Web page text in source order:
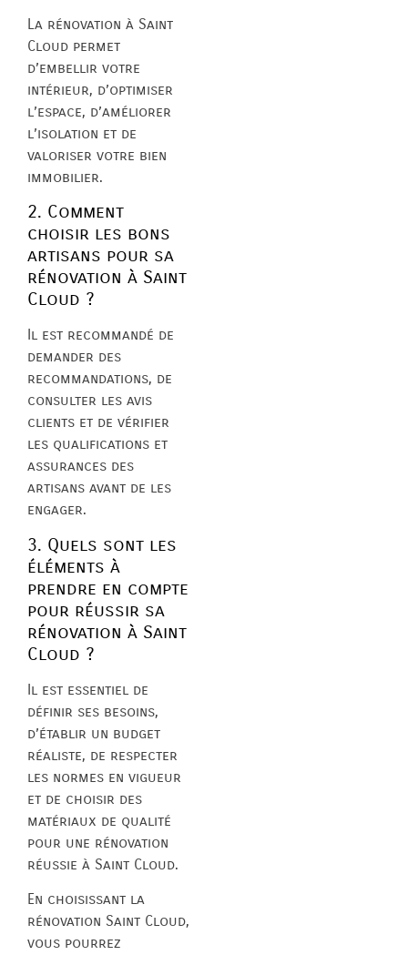
La rénovation à Saint
Cloud permet
d’embellir votre
intérieur, d’optimiser
l’espace, d’améliorer
l’isolation et de
valoriser votre bien
immobilier.
2. Comment
choisir les bons
artisans pour sa
rénovation à Saint
Cloud ?
Il est recommandé de
demander des
recommandations, de
consulter les avis
clients et de vérifier
les qualifications et
assurances des
artisans avant de les
engager.
3. Quels sont les
éléments à
prendre en compte
pour réussir sa
rénovation à Saint
Cloud ?
Il est essentiel de
définir ses besoins,
d’établir un budget
réaliste, de respecter
les normes en vigueur
et de choisir des
matériaux de qualité
pour une rénovation
réussie à Saint Cloud.
En choisissant la
rénovation Saint Cloud,
vous pourrez